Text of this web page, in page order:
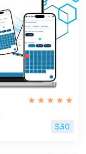
$30